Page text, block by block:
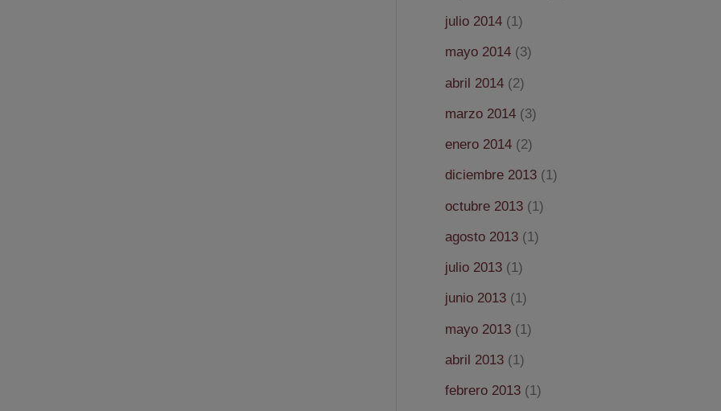
julio 2014(1)
mayo 2014(3)
abril 2014(2)
marzo 2014(3)
enero 2014(2)
diciembre 2013(1)
octubre 2013(1)
agosto 2013(1)
julio 2013(1)
junio 2013(1)
mayo 2013(1)
abril 2013(1)
febrero 2013(1)